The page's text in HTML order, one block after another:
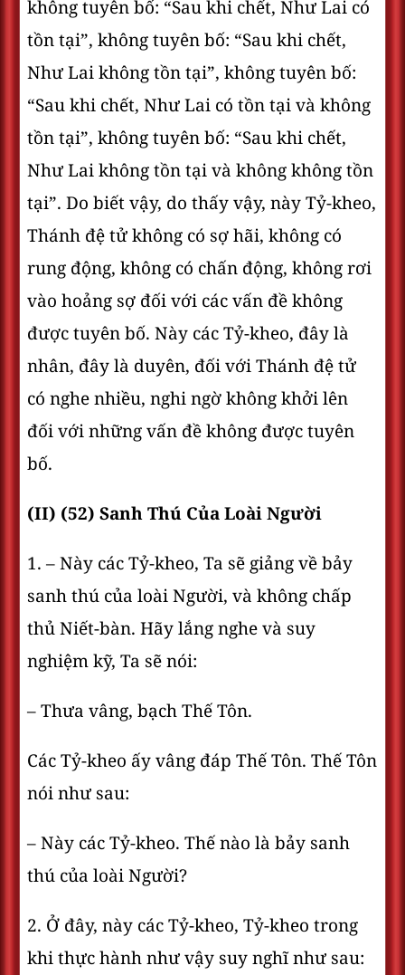
không tuyên bố: “Sau khi chết, Như Lai có
tồn tại”, không tuyên bố: “Sau khi chết,
Như Lai không tồn tại”, không tuyên bố:
“Sau khi chết, Như Lai có tồn tại và không
tồn tại”, không tuyên bố: “Sau khi chết,
Như Lai không tồn tại và không không tồn
tại”. Do biết vậy, do thấy vậy, này Tỷ-kheo,
Thánh đệ tử không có sợ hãi, không có
rung động, không có chấn động, không rơi
vào hoảng sợ đối với các vấn đề không
được tuyên bố. Này các Tỷ-kheo, đây là
nhân, đây là duyên, đối với Thánh đệ tử
có nghe nhiều, nghi ngờ không khởi lên
đối với những vấn đề không được tuyên
bố.
(II) (52) Sanh Thú Của Loài Người
1. – Này các Tỷ-kheo, Ta sẽ giảng về bảy
sanh thú của loài Người, và không chấp
thủ Niết-bàn. Hãy lắng nghe và suy
nghiệm kỹ, Ta sẽ nói:
– Thưa vâng, bạch Thế Tôn.
Các Tỷ-kheo ấy vâng đáp Thế Tôn. Thế Tôn
nói như sau:
– Này các Tỷ-kheo. Thế nào là bảy sanh
thú của loài Người?
2. Ở đây, này các Tỷ-kheo, Tỷ-kheo trong
khi thực hành như vậy suy nghĩ như sau: